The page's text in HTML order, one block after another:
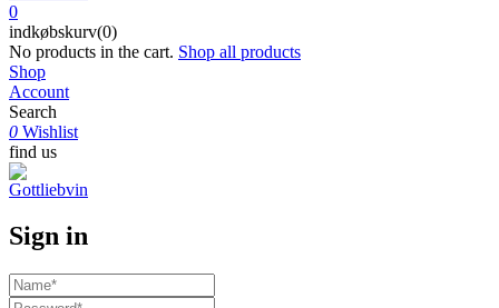
0
indkøbskurv(0)
No products in the cart. Shop all products
Shop
Account
Search
0 Wishlist
find us
Sign in